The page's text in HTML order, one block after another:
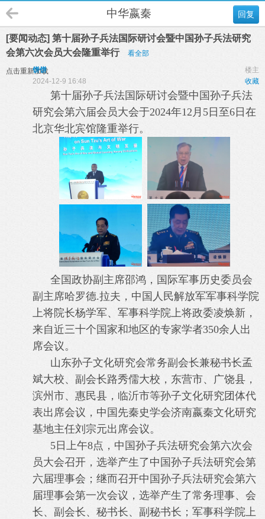
回复
中华嬴秦
[要闻动态] 第十届孙子兵法国际研讨会暨中国孙子兵法研究
会第六次会员大会隆重举行
看全部
点击重新加载 楼主
饼饼
收藏
2024-12-9 16:48
第十届孙子兵法国际研讨会暨中国孙子兵法
研究会第六届会员大会于2024年12月5日至6日在
北京华北宾馆隆重举行。
全国政协副主席邵鸿，国际军事历史委员会
副主席哈罗德.拉夫，中国人民解放军军事科学院
上将院长杨学军、军事科学院上将政委凌焕新，
来自近三十个国家和地区的专家学者350余人出
席会议。
山东孙子文化研究会常务副会长兼秘书长孟
斌大校、副会长路秀儒大校，东营市、广饶县，
滨州市、惠民县，临沂市等孙子文化研究团体代
表出席会议，中国先秦史学会济南嬴秦文化研究
基地主任刘宗元出席会议。
5日上午8点，中国孙子兵法研究会第六次会
员大会召开，选举产生了中国孙子兵法研究会第
六届理事会；继而召开中国孙子兵法研究会第六
届理事会第一次会议，选举产生了常务理事、会
长、副会长、秘书长、副秘书长；军事科学院上